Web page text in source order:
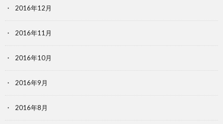
2016年12月
2016年11月
2016年10月
2016年9月
2016年8月